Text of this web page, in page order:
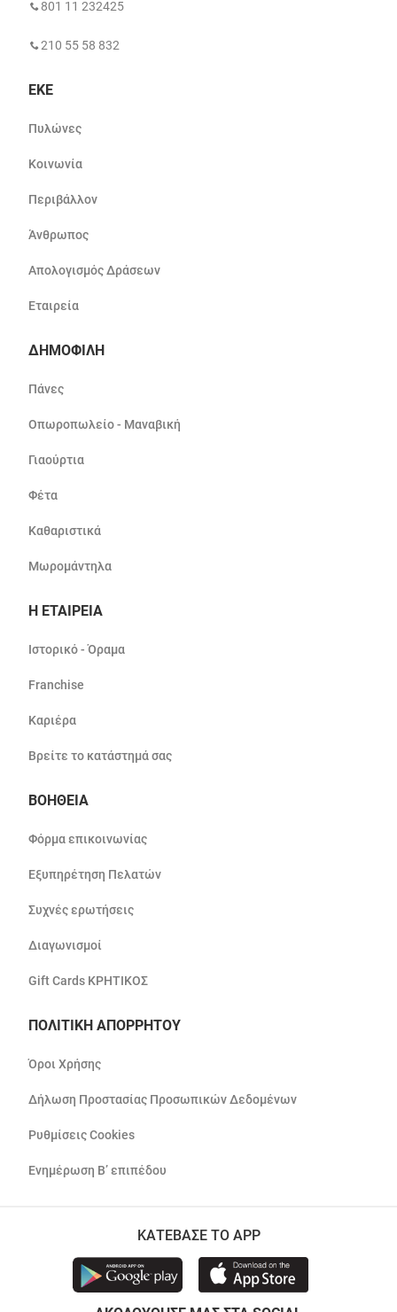
801 11 232425
210 55 58 832
ΕΚΕ
Πυλώνες
Κοινωνία
Περιβάλλον
Άνθρωπος
Απολογισμός Δράσεων
Εταιρεία
ΔΗΜΟΦΙΛΗ
Πάνες
Οπωροπωλείο - Μαναβική
Γιαούρτια
Φέτα
Καθαριστικά
Μωρομάντηλα
Η ΕΤΑΙΡΕΙΑ
Ιστορικό - Όραμα
Franchise
Καριέρα
Βρείτε το κατάστημά σας
ΒΟΗΘΕΙΑ
Φόρμα επικοινωνίας
Εξυπηρέτηση Πελατών
Συχνές ερωτήσεις
Διαγωνισμοί
Gift Cards ΚΡΗΤΙΚΟΣ
ΠΟΛΙΤΙΚΗ ΑΠΟΡΡΗΤΟΥ
Όροι Χρήσης
Δήλωση Προστασίας Προσωπικών Δεδομένων
Ρυθμίσεις Cookies
Ενημέρωση Β’ επιπέδου
ΚΑΤΕΒΑΣΕ ΤΟ APP